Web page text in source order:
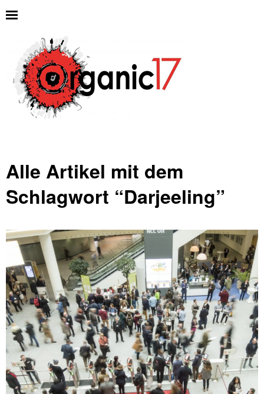
Alle Artikel mit dem
Schlagwort “Darjeeling”